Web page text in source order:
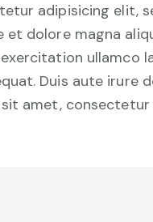
adipisicing elit,
dolore magna
ullamco
Duis aute irure
amet, consectetur